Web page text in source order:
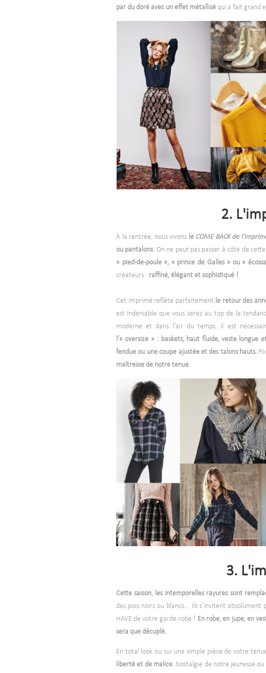
par du doré avec un effet métallisé qui a fait grand
2.
À la rentrée, nous vivons le COME BACK de
ou pantalons. On ne peut pas passer à côté de
« pied-de-poule », « prince de Galles » ou «
créateurs : raffiné, élégant et sophistiqué !
Cet imprimé reflète parfaitement le retour des
est indéniable que vous serez au top de la
moderne et dans l’air du temps, il est
l’« oversize » : baskets, haut fluide, veste longue
fendue ou une coupe ajustée et des talons hauts.
maîtresse de notre tenue.
3.
Cette saison, les intemporelles rayures sont
des pois noirs ou blancs… Ils s’invitent
HAVE de votre garde-robe ! En robe, en jupe, en
sera que décuplé.
En total look ou sur une simple pièce de votre
liberté et de malice. Nostalgie de notre jeunesse où